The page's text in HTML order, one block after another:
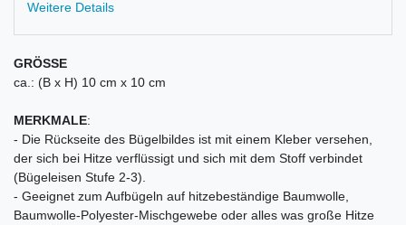
Weitere Details
GRÖSSE
ca.: (B x H) 10 cm x 10 cm
MERKMALE:
- Die Rückseite des Bügelbildes ist mit einem Kleber versehen,
der sich bei Hitze verflüssigt und sich mit dem Stoff verbindet
(Bügeleisen Stufe 2-3).
- Geeignet zum Aufbügeln auf hitzebeständige Baumwolle,
Baumwolle-Polyester-Mischgewebe oder alles was große Hitze